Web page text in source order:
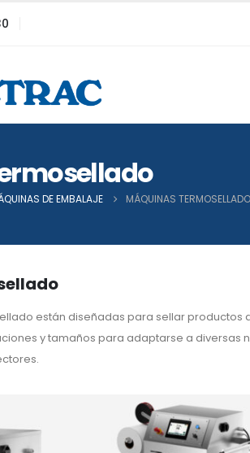
DE EMBALAJE MÁQUINAS TERMOSELLADO
están diseñadas para sellar
y tamaños para adaptarse a